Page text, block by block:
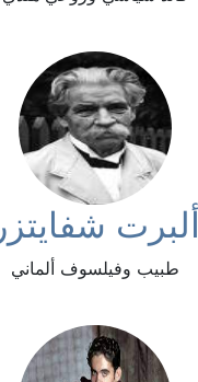
ألبرت شفايتزر
طبيب وفيلسوف ألماني